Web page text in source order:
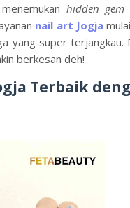
hidden gem
nail art Jogja
yang super terjangkau.
berkesan deh!
Terbaik